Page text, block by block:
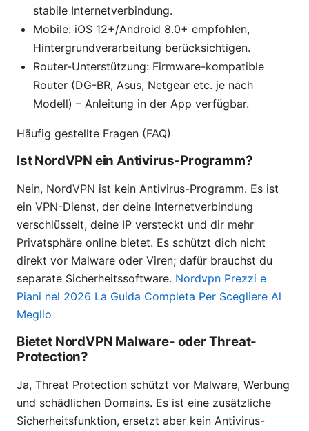
stabile Internetverbindung.
Mobile: iOS 12+/Android 8.0+ empfohlen,
Hintergrundverarbeitung berücksichtigen.
Router-Unterstützung: Firmware-kompatible
Router (DG-BR, Asus, Netgear etc. je nach
Modell) – Anleitung in der App verfügbar.
Häufig gestellte Fragen (FAQ)
Ist NordVPN ein Antivirus-Programm?
Nein, NordVPN ist kein Antivirus-Programm. Es ist
ein VPN-Dienst, der deine Internetverbindung
verschlüsselt, deine IP versteckt und dir mehr
Privatsphäre online bietet. Es schützt dich nicht
direkt vor Malware oder Viren; dafür brauchst du
separate Sicherheitssoftware. Nordvpn Prezzi e
Piani nel 2026 La Guida Completa Per Scegliere Al
Meglio
Bietet NordVPN Malware- oder Threat-
Protection?
Ja, Threat Protection schützt vor Malware, Werbung
und schädlichen Domains. Es ist eine zusätzliche
Sicherheitsfunktion, ersetzt aber kein Antivirus-